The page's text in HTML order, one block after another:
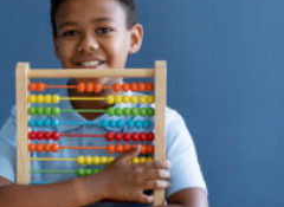
agir como uma criança,
entenda melhor e